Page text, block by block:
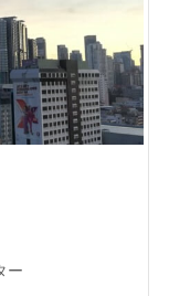
ー